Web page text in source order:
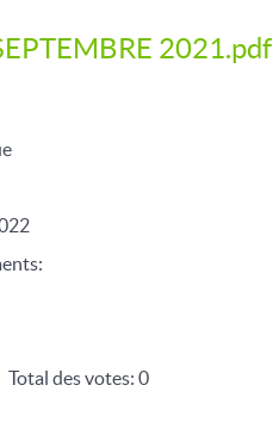
2021.pdf
Total des votes: 0